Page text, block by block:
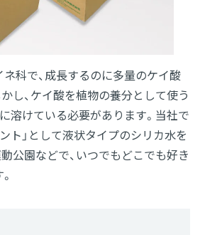
科で、成長するのに多量のケイ酸
し、ケイ酸を植物の養分として使う
溶けている必要があります。当社で
ト」として液状タイプのシリカ水を
公園などで、いつでもどこでも好き
Close